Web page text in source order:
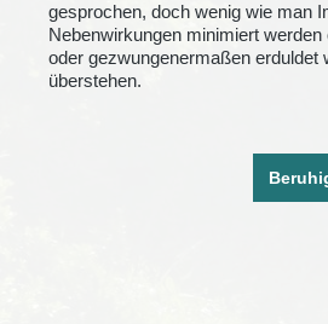
gesprochen, doch wenig wie man
Nebenwirkungen minimiert
oder gezwungenermaßen erduldet
überstehen.